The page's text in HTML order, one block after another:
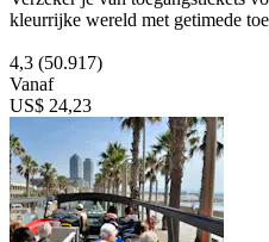
kleurrijke wereld met getimede
4,3 (50.917)
Vanaf
US$ 24,23